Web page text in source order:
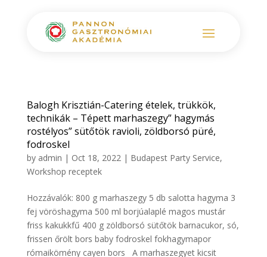
Balogh Krisztián-Catering ételek, trükkök,
technikák – Tépett marhaszegy” hagymás
rostélyos” sütőtök ravioli, zöldborsó püré,
fodroskel
by admin | Oct 18, 2022| Budapest Party Service,
Workshop receptek
Hozzávalók: 800 g marhaszegy 5 db salotta hagyma 3
fej vöröshagyma 500 ml borjúalaplé magos mustár
friss kakukkfű 400 g zöldborsó sütőtök barnacukor, só,
frissen őrölt bors baby fodroskel fokhagymapor
rómaikömény cayen bors A marhaszegyet kicsit